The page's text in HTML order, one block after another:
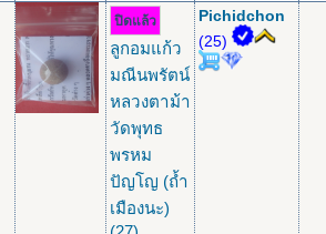
ปิดแล้ว
ลูกอมแก้ว
มณีนพรัตน์
หลวงตาม้า
วัดพุทธ
พรหม
ปัญโญ (ถ้ำ
เมืองนะ)
Pichidchon
(25)